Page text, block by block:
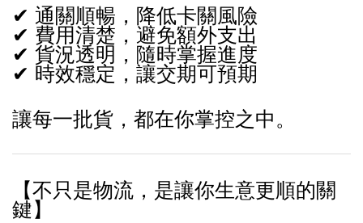
✔ 通關順暢，降低卡關風險
✔ 費用清楚，避免額外支出
✔ 貨況透明，隨時掌握進度
✔ 時效穩定，讓交期可預期
讓每一批貨，都在你掌控之中。
【不只是物流，是讓你生意更順的關
鍵】